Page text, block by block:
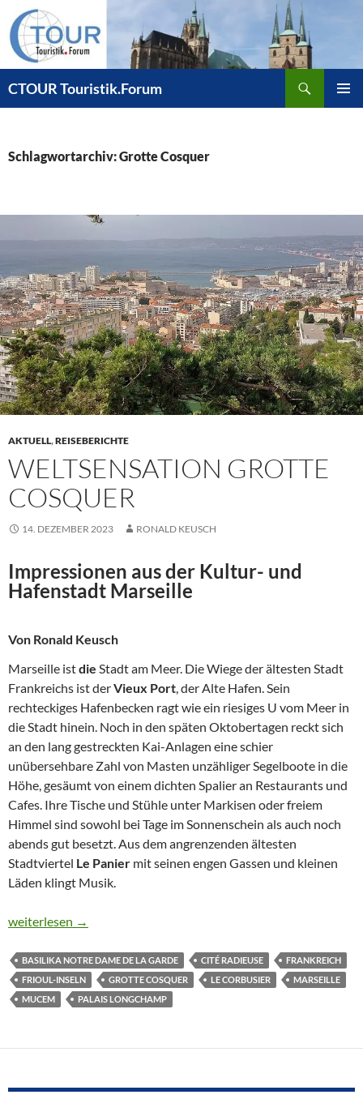
Zum
Inhalt
springen
CTOUR Touristik.Forum
Schlagwortarchiv: Grotte Cosquer
AKTUELL,REISEBERICHTE
WELTSENSATION GROTTE
COSQUER
14. DEZEMBER 2023 RONALD KEUSCH
Impressionen aus der Kultur- und
Hafenstadt Marseille
Von Ronald Keusch
Marseille istdie Stadt am Meer. Die Wiege der ältesten Stadt
Frankreichs ist derVieux Port, der Alte Hafen. Sein
rechteckiges Hafenbecken ragt wie ein riesiges U vom Meer in
die Stadt hinein. Noch in den späten Oktobertagen reckt sich
an den lang gestreckten Kai-Anlagen eine schier
unübersehbare Zahl von Masten unzähliger Segelboote in die
Höhe, gesäumt von einem dichten Spalier an Restaurants und
Cafes. Ihre Tische und Stühle unter Markisen oder freiem
Himmel sind sowohl bei Tage im Sonnenschein als auch noch
abends gut besetzt. Aus dem angrenzenden ältesten
Stadtviertel Le Panier mit seinen engen Gassen und kleinen
Läden klingt Musik.
WELTSENSATION GROTTE COSQUER
weiterlesen →
BASILIKA NOTRE DAME DE LA GARDE CITÉ RADIEUSE
FRANKREICH
FRIOUL-INSELN
GROTTE COSQUER LE CORBUSIER
MARSEILLE
MUCEM
PALAIS LONGCHAMP